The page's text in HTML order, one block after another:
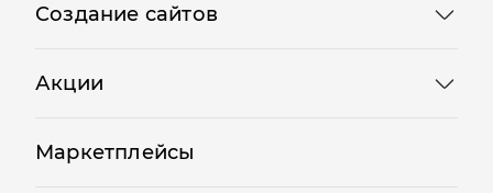
Создание сайтов
Акции
Маркетплейсы